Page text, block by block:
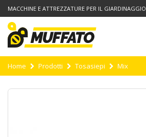
MACCHINE E ATTREZZATURE PER IL GIARDINAGGIO
Home Prodotti Tosasiepi Mix